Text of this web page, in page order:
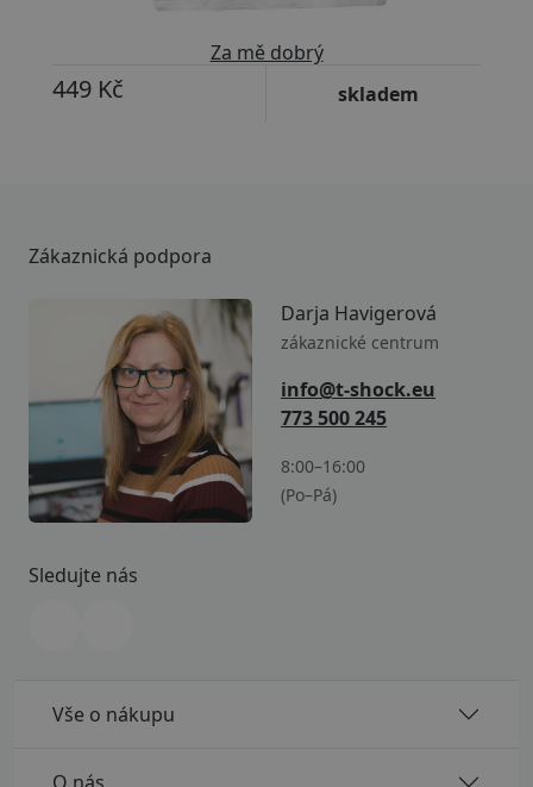
Za mě dobrý
449 Kč skladem
Vše o nákupu
Zákaznická podpora
Darja Havigerová
zákaznické centrum
info@t-shock.eu
773 500 245
8:00–16:00
(Po–Pá)
Sledujte nás